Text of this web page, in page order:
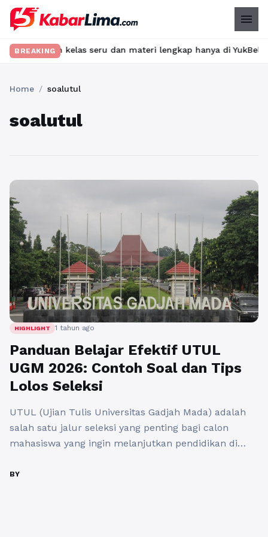
menu
BREAKINGkelas seru dan materi lengkap hanya di
Home / soalutul
soalutul
HIGHLIGHT 1 tahun ago
Panduan Belajar Efektif UTUL
UGM 2026: Contoh Soal dan Tips
Lolos Seleksi
UTUL (Ujian Tulis Universitas Gadjah Mada) adalah
salah satu jalur seleksi yang penting bagi calon
mahasiswa yang ingin melanjutkan pendidikan di
perlu persiapan yang matang. Artikel ini akan
BY